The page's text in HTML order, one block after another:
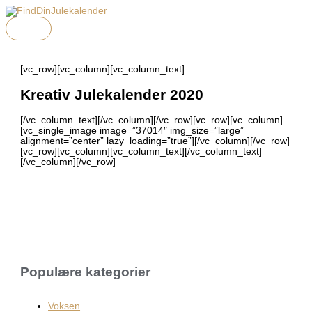
Gå
til
indholdet
Populære kategorier
Voksen
[vc_row][vc_column][vc_column_text]
Kreativ Julekalender 2020
[/vc_column_text][/vc_column][/vc_row][vc_row][vc_column]
[vc_single_image image=”37014″ img_size=”large”
alignment=”center” lazy_loading=”true”][/vc_column][/vc_row]
[vc_row][vc_column][vc_column_text][/vc_column_text]
[/vc_column][/vc_row]
Menu
Menu
Menu